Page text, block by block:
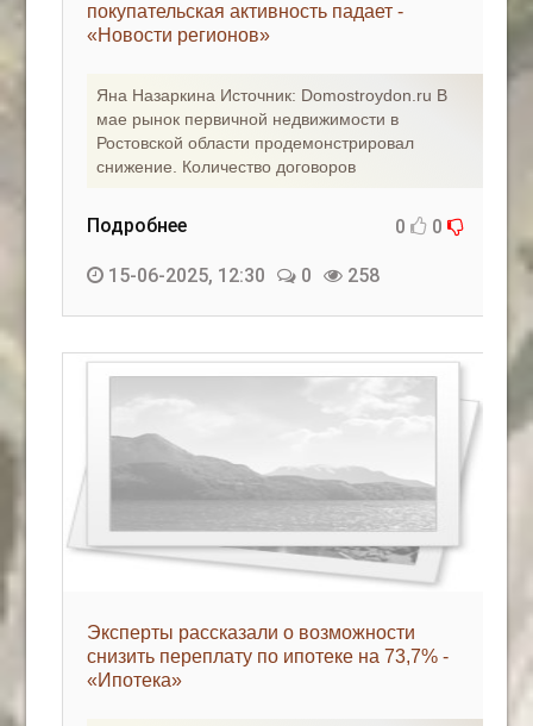
покупательская активность падает -
«Новости регионов»
Яна Назаркина Источник: Domostroydon.ru В
мае рынок первичной недвижимости в
Ростовской области продемонстрировал
снижение. Количество договоров
Подробнее 0 0
15-06-2025, 12:30 0 258
Эксперты рассказали о возможности
снизить переплату по ипотеке на 73,7% -
«Ипотека»